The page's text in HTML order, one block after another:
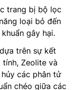
trang bị bộ lọc
loại bỏ đến
gây hại.
trên sự kết
Zeolite và
các phân tử
chéo giữa các